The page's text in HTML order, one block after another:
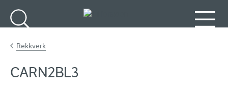
Rekkverk
CARN2BL3